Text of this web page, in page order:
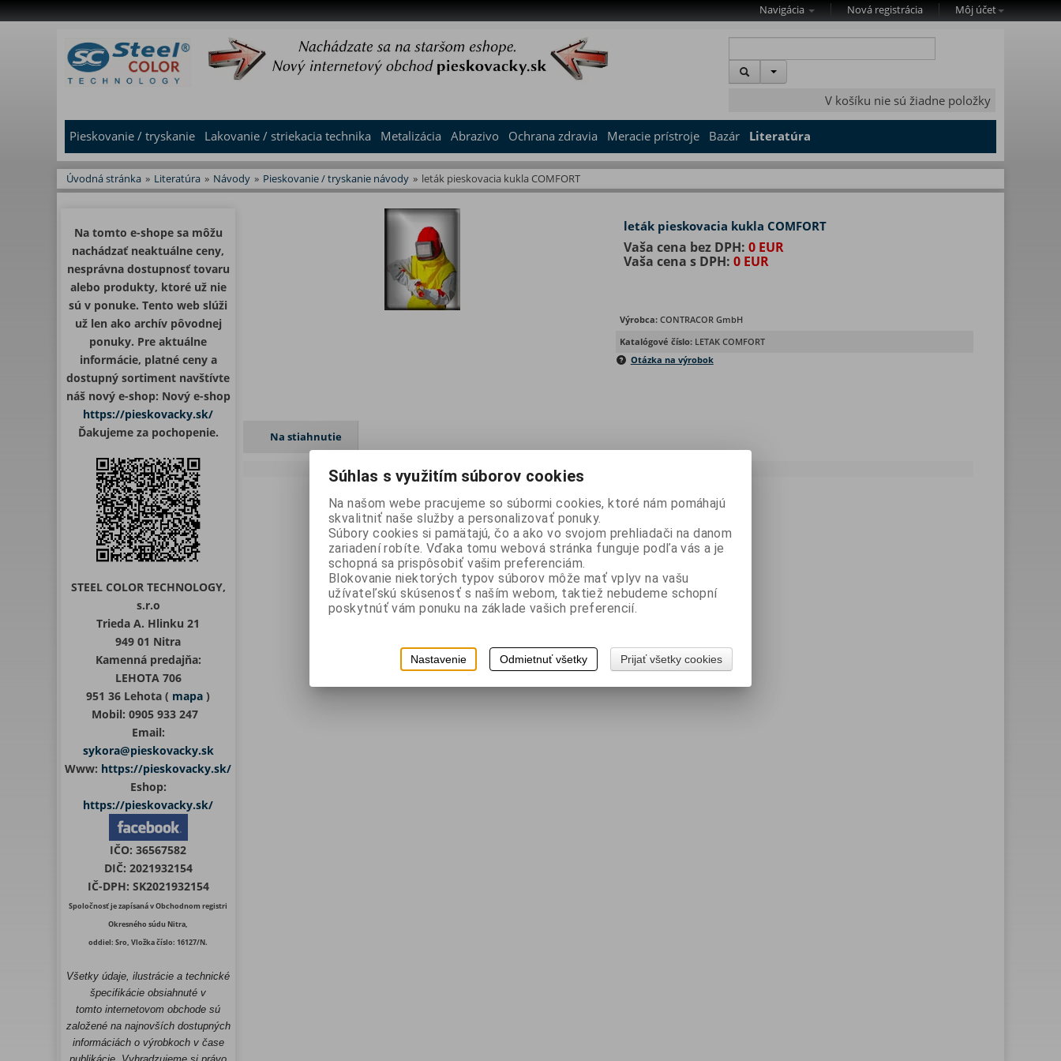
Navigácia Nová registrácia Môj účet
V košíku nie sú žiadne položky
Pieskovanie / tryskanie Lakovanie / striekacia technika Metalizácia Abrazivo Ochrana zdravia Meracie prístroje Bazár Literatúra
Úvodná stránka » Literatúra » Návody » Pieskovanie / tryskanie návody » leták pieskovacia kukla COMFORT
Na tomto e-shope sa môžu
nachádzať neaktuálne ceny,
nesprávna dostupnosť tovaru
alebo produkty, ktoré už nie
sú v ponuke. Tento web slúži
už len ako archív pôvodnej
ponuky. Pre aktuálne
informácie, platné ceny a
dostupný sortiment navštívte
náš nový e-shop: Nový e-shop
https://pieskovacky.sk/
Ďakujeme za pochopenie.
STEEL COLOR TECHNOLOGY,
s.r.o
Trieda A. Hlinku 21
949 01 Nitra
Kamenná predajňa:
LEHOTA 706
951 36 Lehota ( mapa )
Mobil: 0905 933 247
Email:
sykora@pieskovacky.sk
Www: https://pieskovacky.sk/
Eshop:
https://pieskovacky.sk/
IČO: 36567582
DIČ: 2021932154
IČ-DPH: SK2021932154
Spoločnosť je zapísaná v Obchodnom registri
Okresného súdu Nitra,
oddiel: Sro, Vložka číslo: 16127/N.
Všetky údaje, ilustrácie a technické
špecifikácie obsiahnuté v
tomto internetovom obchode sú
založené na najnovších dostupných
informáciách o výrobkoch v čase
leták pieskovacia kukla COMFORT
Vaša cena bez DPH: 0 EUR
Vaša cena s DPH: 0 EUR
Výrobca: CONTRACOR GmbH
Katalógové číslo: LETAK COMFORT
Otázka na výrobok
Na stiahnutie
Súhlas s využitím súborov cookies
Na našom webe pracujeme so súbormi cookies, ktoré nám pomáhajú
skvalitniť naše služby a personalizovať ponuky.
Súbory cookies si pamätajú, čo a ako vo svojom prehliadači na danom
zariadení robíte. Vďaka tomu webová stránka funguje podľa vás a je
schopná sa prispôsobiť vašim preferenciám.
Blokovanie niektorých typov súborov môže mať vplyv na vašu
užívateľskú skúsenosť s naším webom, taktiež nebudeme schopní
poskytnúť vám ponuku na základe vašich preferencií.
Nastavenie Odmietnuť všetky Prijať všetky cookies